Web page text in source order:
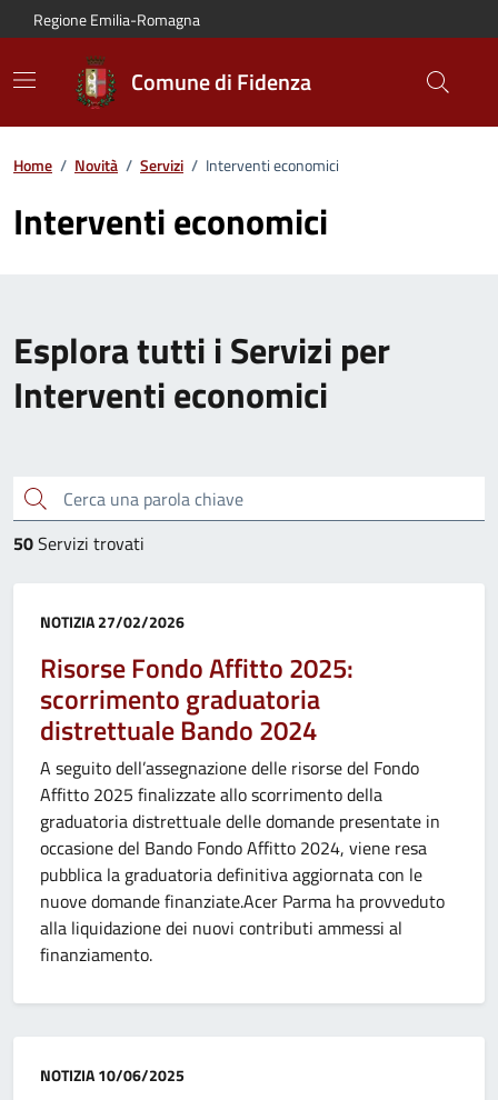
Vai al contenuto principale
Vai alla navigazione del sito
Vai al piede di pagina
Regione Emilia-Romagna
Comune di Fidenza
Home / Novità / Servizi / Interventi economici
Interventi economici
Esplora tutti i Servizi per
Interventi economici
Cerca una parola chiave
50Servizi trovati
Categoria:
NOTIZIA27/02/2026
Risorse Fondo Affitto 2025:
scorrimento graduatoria
distrettuale Bando 2024
A seguito dell’assegnazione delle risorse del Fondo
Affitto 2025 finalizzate allo scorrimento della
graduatoria distrettuale delle domande presentate in
occasione del Bando Fondo Affitto 2024, viene resa
pubblica la graduatoria definitiva aggiornata con le
nuove domande finanziate.Acer Parma ha provveduto
alla liquidazione dei nuovi contributi ammessi al
finanziamento.
Categoria:
NOTIZIA10/06/2025